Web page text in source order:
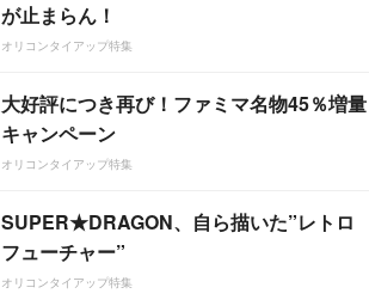
が止まらん！
オリコンタイアップ特集
大好評につき再び！ファミマ名物45％増量
キャンペーン
オリコンタイアップ特集
SUPER★DRAGON、自ら描いた”レトロ
フューチャー”
オリコンタイアップ特集